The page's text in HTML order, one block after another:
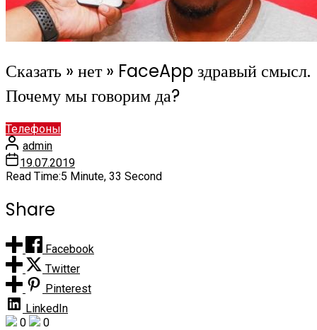
Сказать » нет » FaceApp здравый смысл.
Почему мы говорим да?
Телефоны
admin
19.07.2019
Read Time:5 Minute, 33 Second
Share
Facebook
Twitter
Pinterest
LinkedIn
0
0